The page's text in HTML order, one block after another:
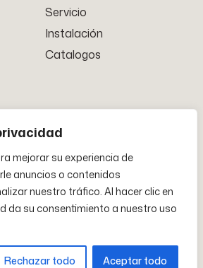
mejorar su experiencia de
anuncios o contenidos
nuestro tráfico. Al hacer clic en
da su consentimiento a nuestro uso
Rechazar todo Aceptar todo
Servicio
Instalación
Catalogos
S.L.